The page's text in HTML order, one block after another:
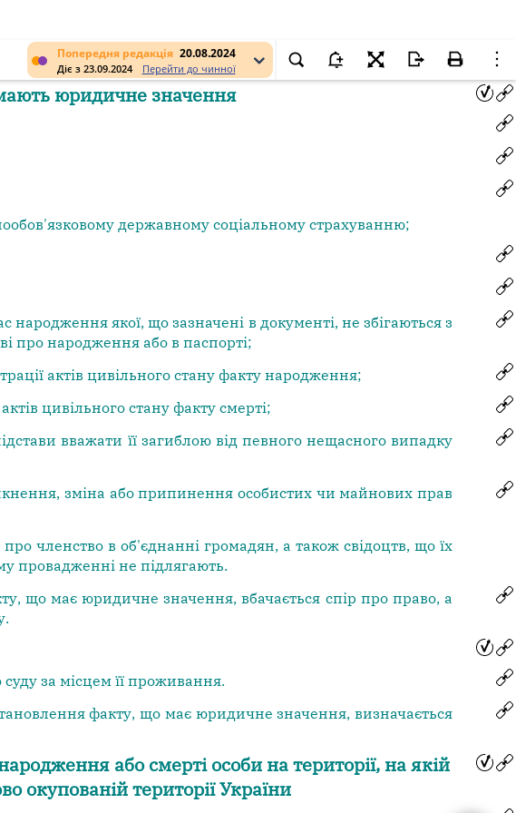
Попередня редакція 20.08.2024
Діє з 23.09.2024 Перейти до чинної